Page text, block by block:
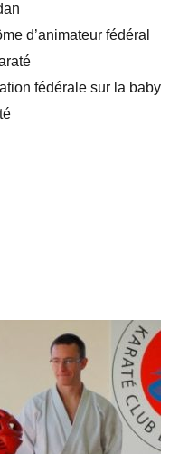
d’animateur fédéral
fédérale sur la baby